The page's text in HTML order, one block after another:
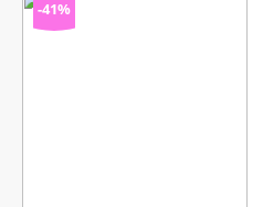
-41%